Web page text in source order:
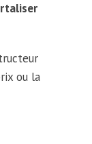
ou la